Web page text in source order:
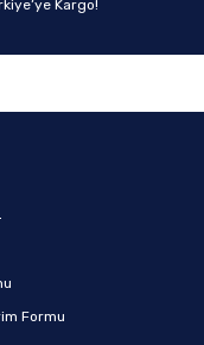
Kargo!
Formu